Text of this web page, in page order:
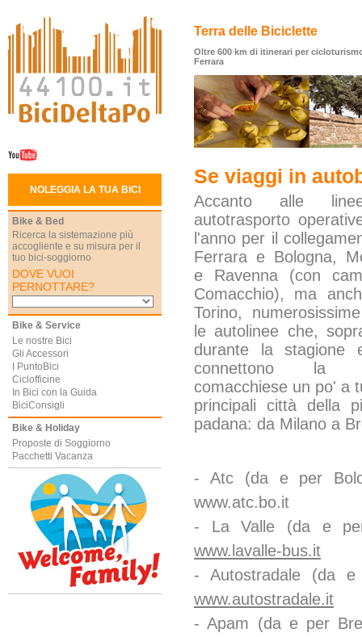
Terra delle Biciclette
Oltre 600 km di itinerari per
Ferrara
NOLEGGIA LA TUA BICI
Bike & Bed
Ricerca la sistemazione più
accogliente e su misura per il
tuo bici-soggiorno
DOVE VUOI
PERNOTTARE?
Bike & Service
Le nostre Bici
Gli Accessori
I PuntoBici
Ciclofficine
In Bici con la Guida
BiciConsigli
Bike & Holiday
Proposte di Soggiorno
Pacchetti Vacanza
Se viaggi in
Accanto alle
autotrasporto
l'anno per il
Ferrara e Bologna,
e Ravenna (con
Comacchio), ma
Torino,
le autolinee che,
durante la stagione
connettono la
comacchiese un po' a
principali città della
padana: da Milano a
- Atc (da e per
www.atc.bo.it
- La Valle (da e per
www.lavalle-bus.it
- Autostradale (da
www.autostradale.it
- Apam (da e per